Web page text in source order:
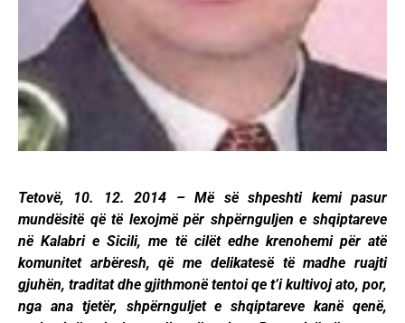
Tetovë, 10. 12. 2014 – Më së shpeshti kemi pasur
mundësitë që të lexojmë për shpërnguljen e shqiptareve
në Kalabri e Sicili, me të cilët edhe krenohemi për atë
komunitet arbëresh, që me delikatesë të madhe ruajti
gjuhën, traditat dhe gjithmonë tentoi qe t’i kultivoj ato, por,
nga ana tjetër, shpërnguljet e shqiptareve kanë qenë,